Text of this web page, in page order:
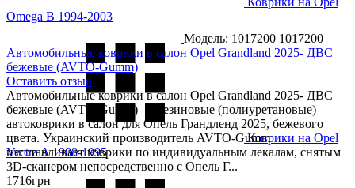
Omega B 1994-2003
Коврики на Opel
Vectra A 1988-1995
Модель: 1017200 1017200
Автомобильные коврики в салон Opel Grandland 2025- ДВС
бежевые (AVTO-Gumm)
Оставить отзыв
Автомобильные коврики в салон Opel Grandland 2025- ДВС
бежевые (AVTO-Gumm) — резиновые (полиуретановые)
автоковрики в салон для Опель Грандленд 2025, бежевого
цвета. Украинский производитель AVTO-Gumm
изготавливает коврики по индивидуальным лекалам, снятым
3D-сканером непосредственно с Опель Г...
1716грн